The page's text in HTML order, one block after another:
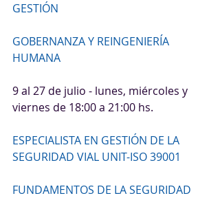
GESTIÓN
GOBERNANZA Y REINGENIERÍA
HUMANA
9 al 27 de julio - lunes, miércoles y
viernes de 18:00 a 21:00 hs.
ESPECIALISTA EN GESTIÓN DE LA
SEGURIDAD VIAL UNIT-ISO 39001
FUNDAMENTOS DE LA SEGURIDAD